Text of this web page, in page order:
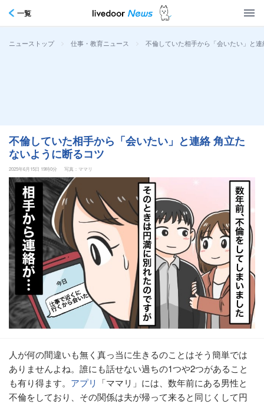
一覧
ニューストップ > 仕事・教育ニュース > 不倫していた相手から「会いたい」と
不倫していた相手から「会いたい」と連絡 角立た
ないように断るコツ
2025年6月15日 19時0分 写真：ママリ
人が何の間違いも無く真っ当に生きるのことはそう簡単では
ありませんよね。誰にも話せない過ちの1つや2つがあること
も有り得ます。 アプリ
「ママリ」には、数年前にある男性と
不倫をしており、その関係は夫が帰って来ると同じくして円